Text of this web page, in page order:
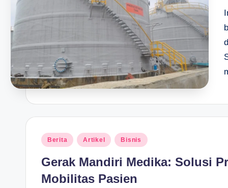
Posted
Berita Artikel Bisnis
Gerak Mandiri Medika: Solusi
Mobilitas Pasien